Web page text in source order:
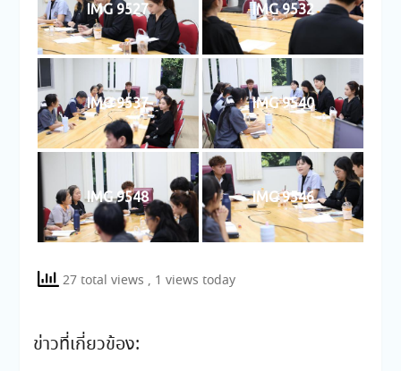
IMG 9527 IMG 9532
IMG 9537 IMG 9540
IMG 9548 IMG 9546
27 total views , 1 views today
ข่าวที่เกี่ยวข้อง: